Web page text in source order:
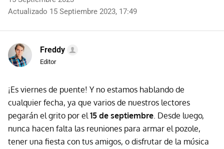
Actualizado 15 Septiembre 2023, 17:49
Freddy
Editor
¡Es viernes de puente! Y no estamos hablando de
cualquier fecha, ya que varios de nuestros lectores
pegarán el grito por el15 de septiembre. Desde luego,
nunca hacen falta las reuniones para armar el pozole,
tener una fiesta con tus amigos, o disfrutar de la música